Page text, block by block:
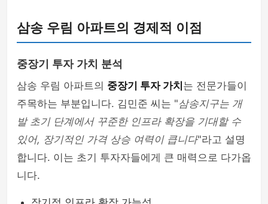
삼송 우림 아파트의 경제적 이점
중장기 투자 가치 분석
삼송 우림 아파트의 중장기 투자 가치 는 전문가들이
주목하는 부분입니다. 김민준 씨는 "삼송지구는 개
발 초기 단계에서 꾸준한 인프라 확장을 기대할 수
있어, 장기적인 가격 상승 여력이 큽니다"라고 설명
합니다. 이는 초기 투자자들에게 큰 매력으로 다가옵
니다.